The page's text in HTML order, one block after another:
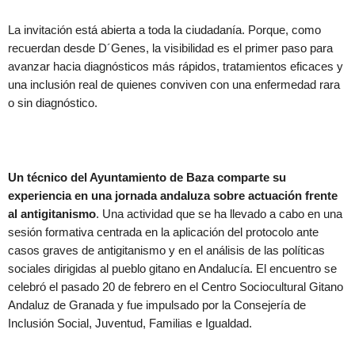
La invitación está abierta a toda la ciudadanía. Porque, como
recuerdan desde D´Genes, la visibilidad es el primer paso para
avanzar hacia diagnósticos más rápidos, tratamientos eficaces y
una inclusión real de quienes conviven con una enfermedad rara
o sin diagnóstico.
Un técnico del Ayuntamiento de Baza comparte su
experiencia en una jornada andaluza sobre actuación frente
al antigitanismo. Una actividad que se ha llevado a cabo en una
sesión formativa centrada en la aplicación del protocolo ante
casos graves de antigitanismo y en el análisis de las políticas
sociales dirigidas al pueblo gitano en Andalucía. El encuentro se
celebró el pasado 20 de febrero en el Centro Sociocultural Gitano
Andaluz de Granada y fue impulsado por la Consejería de
Inclusión Social, Juventud, Familias e Igualdad.